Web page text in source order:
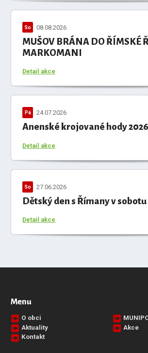
MUŠOV BRÁNA DO ŘÍMSKÉ
MARKOMANI
So 08.08.2026
Detail akce
Anenské krojované hody 2026
Pá 24.07.2026
Detail akce
Dětský den s Římany v sobotu
So 27.06.2026
Detail akce
Menu
O obci
Aktuality
Akce
Kontakt